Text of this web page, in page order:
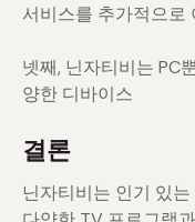
서비스를 추가적으로
넷째, 닌자티비는 PC
양한 디바이스
결론
닌자티비는 인기 있